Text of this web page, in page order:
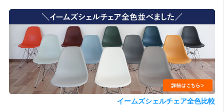
検索
イームズシェルチェア全色比較